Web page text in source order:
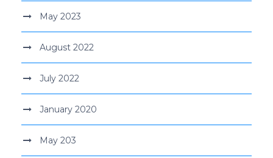
May 2023
August 2022
July 2022
January 2020
May 203